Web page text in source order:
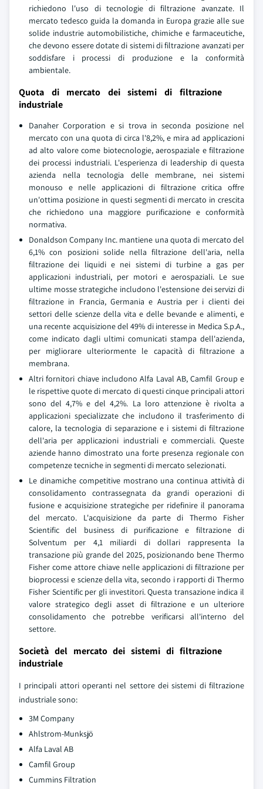
richiedono l'uso di tecnologie di filtrazione avanzate. Il
mercato tedesco guida la domanda in Europa grazie alle sue
solide industrie automobilistiche, chimiche e farmaceutiche,
che devono essere dotate di sistemi di filtrazione avanzati per
soddisfare i processi di produzione e la conformità
ambientale.
Quota di mercato dei sistemi di filtrazione
industriale
Danaher Corporation e si trova in seconda posizione nel
mercato con una quota di circa l'8,2%, e mira ad applicazioni
ad alto valore come biotecnologie, aerospaziale e filtrazione
dei processi industriali. L'esperienza di leadership di questa
azienda nella tecnologia delle membrane, nei sistemi
monouso e nelle applicazioni di filtrazione critica offre
un'ottima posizione in questi segmenti di mercato in crescita
che richiedono una maggiore purificazione e conformità
normativa.
Donaldson Company Inc. mantiene una quota di mercato del
6,1% con posizioni solide nella filtrazione dell'aria, nella
filtrazione dei liquidi e nei sistemi di turbine a gas per
applicazioni industriali, per motori e aerospaziali. Le sue
ultime mosse strategiche includono l'estensione dei servizi di
filtrazione in Francia, Germania e Austria per i clienti dei
settori delle scienze della vita e delle bevande e alimenti, e
una recente acquisizione del 49% di interesse in Medica S.p.A.,
come indicato dagli ultimi comunicati stampa dell'azienda,
per migliorare ulteriormente le capacità di filtrazione a
membrana.
Altri fornitori chiave includono Alfa Laval AB, Camfil Group e
le rispettive quote di mercato di questi cinque principali attori
sono del 4,7% e del 4,2%. La loro attenzione è rivolta a
applicazioni specializzate che includono il trasferimento di
calore, la tecnologia di separazione e i sistemi di filtrazione
dell'aria per applicazioni industriali e commerciali. Queste
aziende hanno dimostrato una forte presenza regionale con
competenze tecniche in segmenti di mercato selezionati.
Le dinamiche competitive mostrano una continua attività di
consolidamento contrassegnata da grandi operazioni di
fusione e acquisizione strategiche per ridefinire il panorama
del mercato. L'acquisizione da parte di Thermo Fisher
Scientific del business di purificazione e filtrazione di
Solventum per 4,1 miliardi di dollari rappresenta la
transazione più grande del 2025, posizionando bene Thermo
Fisher come attore chiave nelle applicazioni di filtrazione per
bioprocessi e scienze della vita, secondo i rapporti di Thermo
Fisher Scientific per gli investitori. Questa transazione indica il
valore strategico degli asset di filtrazione e un ulteriore
consolidamento che potrebbe verificarsi all'interno del
settore.
Società del mercato dei sistemi di filtrazione
industriale
I principali attori operanti nel settore dei sistemi di filtrazione
industriale sono:
3M Company
Ahlstrom-Munksjö
Alfa Laval AB
Camfil Group
Cummins Filtration